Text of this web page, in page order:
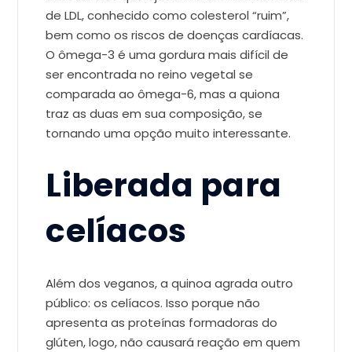
de LDL, conhecido como colesterol “ruim”,
bem como os riscos de doenças cardíacas.
O ômega-3 é uma gordura mais difícil de
ser encontrada no reino vegetal se
comparada ao ômega-6, mas a quiona
traz as duas em sua composição, se
tornando uma opção muito interessante.
Liberada para
celíacos
Além dos veganos, a quinoa agrada outro
público: os celíacos. Isso porque não
apresenta as proteínas formadoras do
glúten, logo, não causará reação em quem